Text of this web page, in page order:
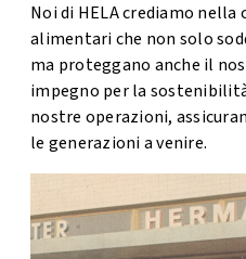
Noi di HELA crediamo
alimentari che non solo
ma proteggano anche il
impegno per la
nostre operazioni,
le generazioni a venire.